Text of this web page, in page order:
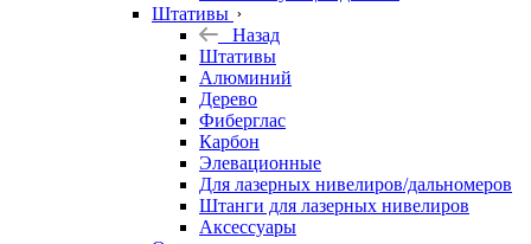
Штативы
Назад
Штативы
Алюминий
Дерево
Фиберглас
Карбон
Элевационные
Для лазерных нивелиров/дальномеров
Штанги для лазерных нивелиров
Аксессуары